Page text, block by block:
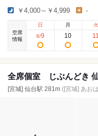
￥4,000～￥4,999 -
空席
情報
日
8/9
月
10
火
11
全席個室 じぶんどき
[宮城] 仙台駅 281m ([宮城] あお